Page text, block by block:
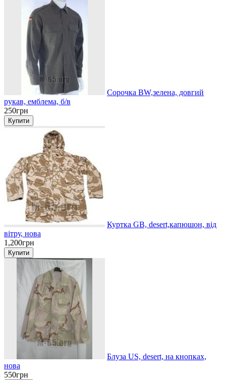
Сорочка BW,зелена, довгий
рукав, емблема, б/в
250грн
Куртка GB, desert,капюшон, від
вітру, нова
1,200грн
Блуза US, desert, на кнопках,
нова
550грн